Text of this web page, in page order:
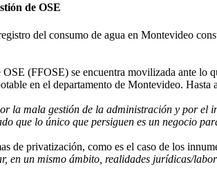
de OSE
del consumo de agua en Montevideo
(FFOSE) se encuentra movilizada ante lo
en el departamento de Montevideo.
la mala gestión de la administración y por el
que lo único que persiguen es un negocio
de privatización, como es el caso de los
en un mismo ámbito, realidades jurídicas/